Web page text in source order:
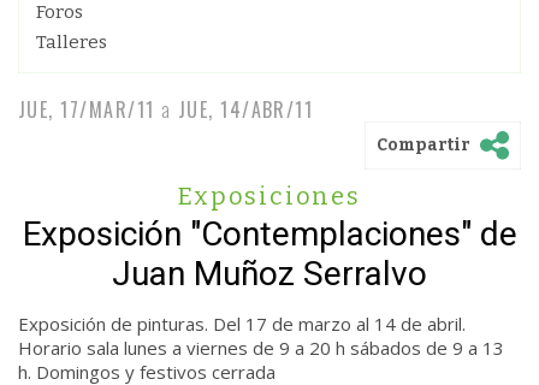
Foros
Talleres
JUE, 17/MAR/11 a JUE, 14/ABR/11
Compartir
Exposiciones
Exposición "Contemplaciones" de
Juan Muñoz Serralvo
Exposición de pinturas. Del 17 de marzo al 14 de abril.
Horario sala lunes a viernes de 9 a 20 h sábados de 9 a 13
h. Domingos y festivos cerrada